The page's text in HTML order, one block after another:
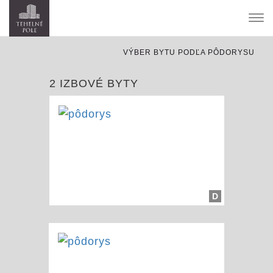
VÝBER BYTU PODĽA PÔDORYSU
2 IZBOVÉ BYTY
D